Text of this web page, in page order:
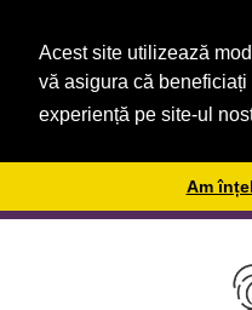
Acest site utilizează
vă asigura că
experiență pe site-ul
Am
Prima
Relații